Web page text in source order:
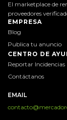
El marketplace de
proveedores
EMPRESA
Blog
Publica tu anuncio
CENTRO DE
Reportar Incidencias
Contáctanos
EMAIL